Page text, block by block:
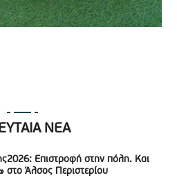
ΝΕΑ
Επιστροφή στην πόλη. Και
στο Άλσος Περιστερίου